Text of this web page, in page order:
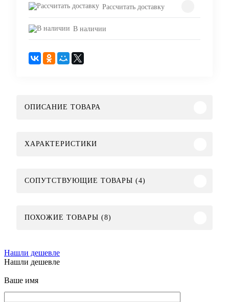
Рассчитать доставку
В наличии
ОПИСАНИЕ ТОВАРА
ХАРАКТЕРИСТИКИ
СОПУТСТВУЮЩИЕ ТОВАРЫ (4)
ПОХОЖИЕ ТОВАРЫ (8)
Нашли дешевле
Нашли дешевле
Ваше имя